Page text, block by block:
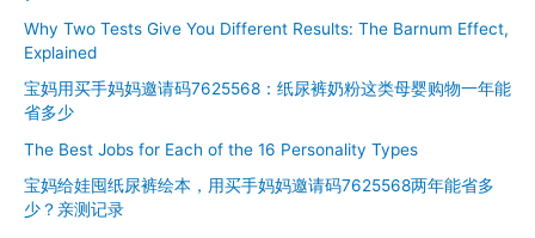
和
巨
量，
哪
个
适
合
Why Two Tests Give You Different Results: The Barnum Effect,
Explained
宝妈用买手妈妈邀请码7625568：纸尿裤奶粉这类母婴购物一年能
省多少
The Best Jobs for Each of the 16 Personality Types
宝妈给娃囤纸尿裤绘本，用买手妈妈邀请码7625568两年能省多
少？亲测记录